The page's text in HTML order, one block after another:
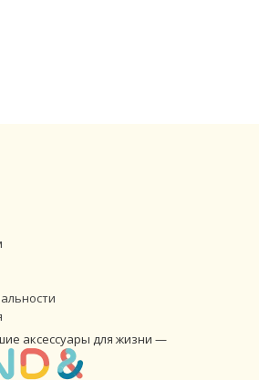
аксессуары для жизни —